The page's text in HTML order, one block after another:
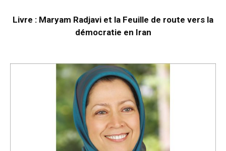
Livre : Maryam Radjavi et la Feuille de route vers la
démocratie en Iran